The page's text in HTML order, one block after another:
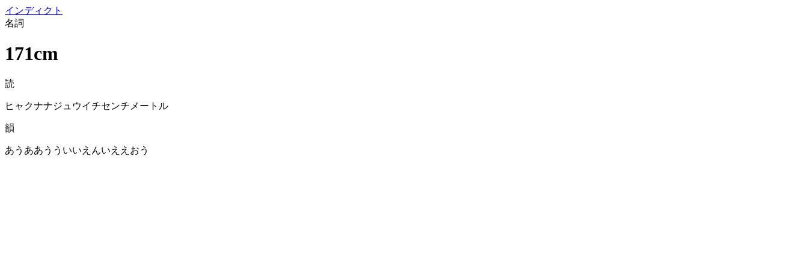
インディクト
名詞
171cm
読
ヒャクナナジュウイチセンチメートル
韻
あうああうういいえんいええおう